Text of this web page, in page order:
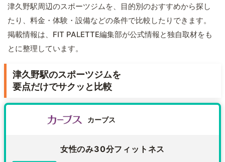
津久野駅周辺のスポーツジムを、目的別のおすすめから探し
たり、料金・体験・設備などの条件で比較したりできます。
掲載情報は、FIT PALETTE編集部が公式情報と独自取材をも
とに整理しています。
津久野駅のスポーツジムを
要点だけでサクッと比較
カーブス
女性のみ30分フィットネス